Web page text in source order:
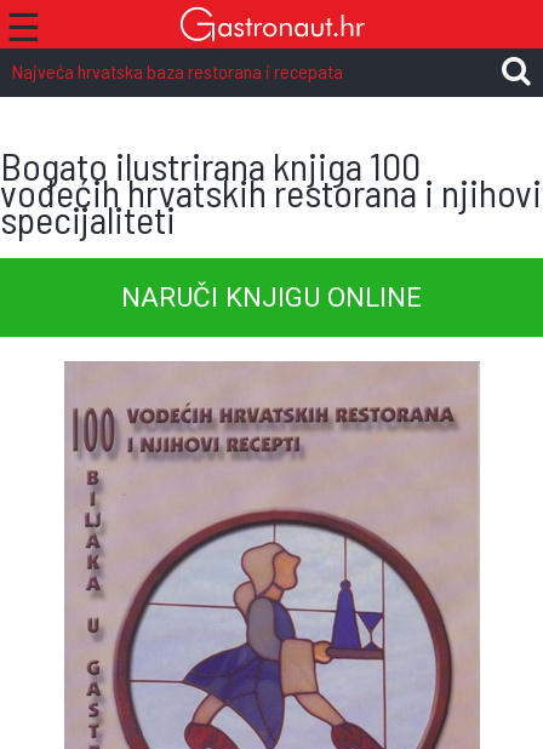
☰
Najveća hrvatska baza restorana i recepata
Bogato ilustrirana knjiga 100
vodećih hrvatskih restorana i njihovi
specijaliteti
NARUČI KNJIGU ONLINE